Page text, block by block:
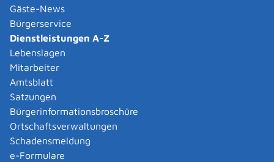
Gäste-News
Bürgerservice
Dienstleistungen A-Z
Lebenslagen
Mitarbeiter
Amtsblatt
Satzungen
Bürgerinformationsbroschüre
Ortschaftsverwaltungen
Schadensmeldung
e-Formulare
Dienstleistungen A-Z
Leistungen
Vielzahl von kommunalen und staatlichen
Verwaltungsvorgängen. Insbesondere erhalten Sie
Informationen zu den erforderlichen Unterlagen die zu
einer bestimmen Verwaltungsdienstleistung notwendig